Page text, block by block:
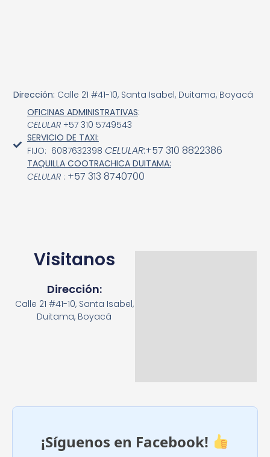
Dirección: Calle 21 #41-10, Santa Isabel, Duitama, Boyacá
OFICINAS ADMINISTRATIVAS:
CELULAR+57 310 5749543
SERVICIO DE TAXI:
FIJO: 6087632398 CELULAR:+57 310 8822386
TAQUILLA COOTRACHICA DUITAMA:
CELULAR: +57 313 8740700
Visitanos
Dirección:
Calle 21 #41-10, Santa Isabel,
Duitama, Boyacá
¡Síguenos en Facebook!